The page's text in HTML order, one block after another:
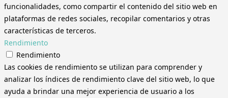
funcionalidades, como compartir el contenido del sitio web en
plataformas de redes sociales, recopilar comentarios y otras
características de terceros.
Rendimiento
Rendimiento
Las cookies de rendimiento se utilizan para comprender y
analizar los índices de rendimiento clave del sitio web, lo que
ayuda a brindar una mejor experiencia de usuario a los